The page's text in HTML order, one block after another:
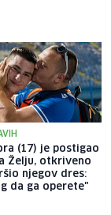
(17) je postigao
Želju, otkriveno
njegov dres:
da ga operete"